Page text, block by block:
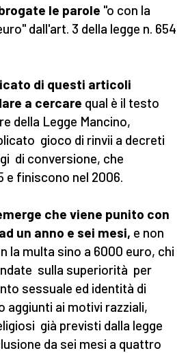
le parole "o con la
dall'art. 3 della legge n. 654
di questi articoli
a cercare qual è il testo
della Legge Mancino,
gioco di rinvii a decreti
di conversione, che
e finiscono nel 2006.
che viene punito con
un anno e sei mesi, e non
la multa sino a 6000 euro, chi
sulla superiorità per
sessuale ed identità di
aggiunti ai motivi razziali,
già previsti dalla legge
da sei mesi a quattro